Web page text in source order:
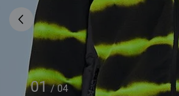
01 / 04